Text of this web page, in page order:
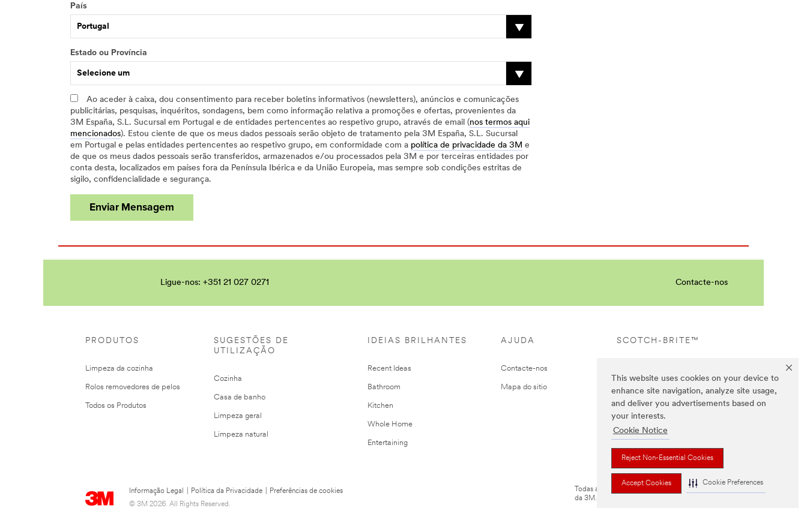
This website uses cookies on your device to
enhance site navigation, analyze site usage,
and deliver you advertisements based on
your interests.
Cookie Notice
Reject Non-Essential Cookies
Accept Cookies Cookie Preferences
País
Portugal
Estado ou Província
Selecione um
Ao aceder à caixa, dou consentimento para receber boletins informativos (newsletters), anúncios e comunicações
publicitárias, pesquisas, inquéritos, sondagens, bem como informação relativa a promoções e ofertas, provenientes da
3M España, S.L. Sucursal em Portugal e de entidades pertencentes ao respetivo grupo, através de email (nos termos aqui
mencionados). Estou ciente de que os meus dados pessoais serão objeto de tratamento pela 3M España, S.L. Sucursal
em Portugal e pelas entidades pertencentes ao respetivo grupo, em conformidade com a política de privacidade da 3M e
de que os meus dados pessoais serão transferidos, armazenados e/ou processados pela 3M e por terceiras entidades por
conta desta, localizados em países fora da Península Ibérica e da União Europeia, mas sempre sob condições estritas de
sigilo, confidencialidade e segurança.
Enviar Mensagem
Recebemos
sua
consulta
Um
error
Ligue-nos: +351 21 027 0271 Contacte-nos
PRODUTOS
Limpeza da cozinha
Rolos removedores de pelos
Todos os Produtos
SUGESTÕES DE
UTILIZAÇÃO
Cozinha
Casa de banho
Limpeza geral
Limpeza natural
IDEIAS BRILHANTES
Recent Ideas
Bathroom
Kitchen
Whole Home
Entertaining
AJUDA
Contacte-nos
Mapa do sitio
Informação Legal Política da Privacidade
Preferências de cookies
© 3M 2026. All Rights Reserved.
SCOTCH-BRITE™
Todas as marcas mencionadas são propriedade
da 3M.